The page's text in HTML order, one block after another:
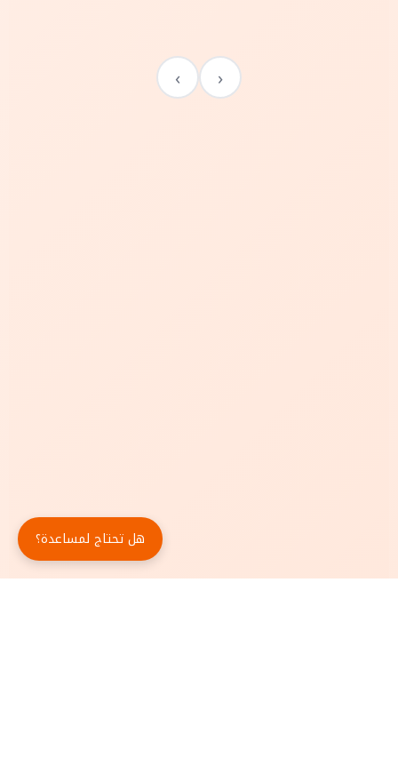
‹
›
هل تحتاج لمساعدة؟